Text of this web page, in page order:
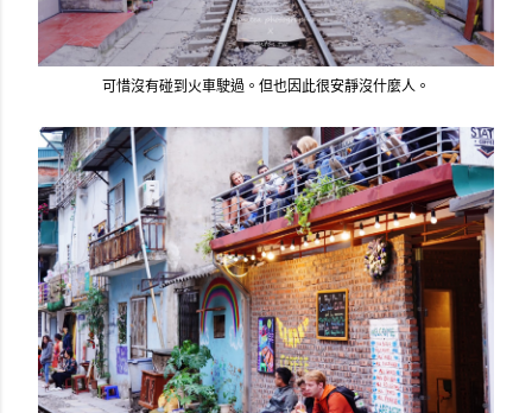
可惜沒有碰到火車駛過。但也因此很安靜沒什麼人。